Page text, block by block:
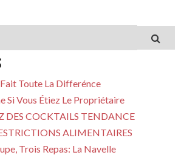
Toute La Differénce
Si Vous Étiez Le Propriétaire
DES COCKTAILS TENDANCE
ALIMENTAIRES
Trois Repas: La Navelle